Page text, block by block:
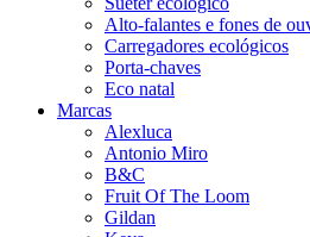
Alto-falantes e fones de
Carregadores ecológicos
Porta-chaves
Eco natal
Marcas
Alexluca
Antonio Miro
B&C
Fruit Of The Loom
Gildan